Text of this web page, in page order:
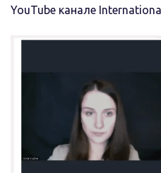
YouTube канале